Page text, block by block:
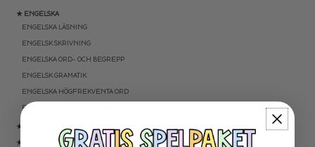
★ ENGELSKA
ENGELSKA LÄSNING
ENGELSK SKRIVNING
ENGELSKA ORD- OCH BEGREPP
ENGELSK GRAMATIK
ENGELSKA HÖGFREKVENTA ORD
ENGELSK MUNTLIGA FÄRDIGHET
★ UTOMHUSPEDAGOGIK
★ ANDRA ÄMNEN